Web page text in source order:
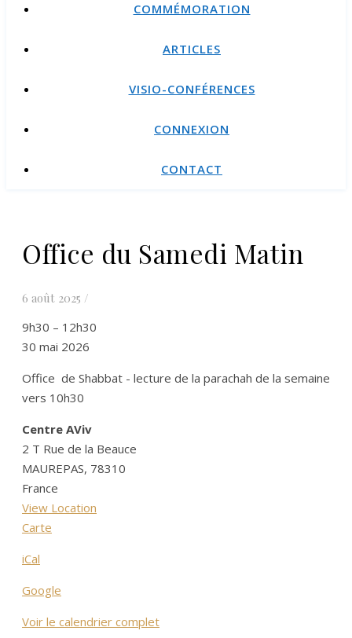
COMMÉMORATION
ARTICLES
VISIO-CONFÉRENCES
CONNEXION
CONTACT
Office du Samedi Matin
6 août 2025 /
Office
du
Matin
9h30 – 12h30
30 mai 2026
Office de Shabbat - lecture de la parachah de la semaine
vers 10h30
Centre AViv
2 T Rue de la Beauce
MAUREPAS, 78310
France
View Location
Carte
iCal
Google
Voir le calendrier complet